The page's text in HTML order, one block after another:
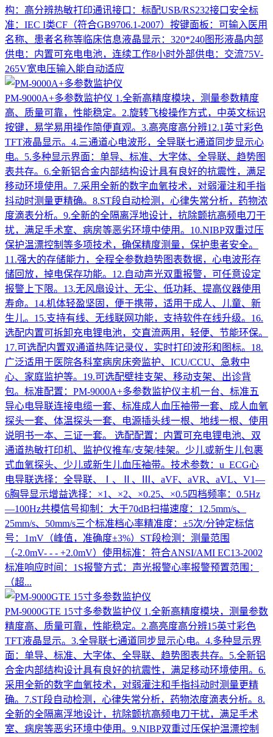
构：高分辨热敏打印通讯接口：标配USB/RS232接口安全标
准：IEC I类CF（符合GB9706.1-2007）按键面板：可输入医用
名称、患者名称等临床信息液晶显示：320*240图形液晶内部
供电：内置可充电电池，连续工作8小时外部供电：交流75V-
265V宽电压输入能自动适应
PM-9000A+多参数监护仪 1.全新高精度模块，测量参数精度
高、质量可靠，性能稳定。2.旋转飞梭操作方式，中英文标识
按键，易学易用操作简便直观。3.高亮度高分辨12.1英寸彩色
TFT液晶显示。4.三通道心电波形，全导联七通道同步显示心
电。5.多种显示界面：单导、标准、大字体、全导联、趋势图
表共存。6.全新铝合金内部结构设计具有良好的抗震性，满足
移动环境使用。7.采用全新的数字血氧技术，对弱灌注和手指
抖动时测量更精确。8.ST段自动检测，心律失常分析，药物浓
度滴表分析。9.全新的全隔离浮地设计，抗除颤抗高频电刀干
扰，满足手术室、病房等恶劣环境中使用。10.NIBP双重过压
保护温漂控制等多项技术，确保精度测量，保护患者安全。
11.强大的存储能力，全程全参数趋势图表数据，心电波形存
储回放，掉电保存功能。12.自动声光双重报警，可任意设定
报警上下限。13.无风扇设计、无尘、低功耗、提高仪器使用
寿命。14.机体轻盈坚固，便于携带，适用于成人、儿童、新
生儿。15.支持有线、无线联网功能，支持软件在线升级。16.
选配内置可拆卸充电锂电池，交直流两用，轻便、节能环保。
17.可选配内置双通道热阵记录仪，实时打印波形和图标。18.
广泛适用于医院各科室病房床旁监护、ICU/CCU、急救中
心、家庭监护等。19.可选配壁挂支架、移动支架、出诊背
包。标准配置：PM-9000A+多参数监护仪主机一台、标准五
导心电导联连接电缆一套、标准成人血压袖带一套、成人血氧
探头一套、体温探头一套、电源插头线一根、地线一根、使用
说明书一本、三证一套。 选配配置：内置可充电锂电池、双
通道热敏打印机、监护仪推车/支架/挂架。少儿或新生儿包裹
式血氧探头、少儿或新生儿血压袖带。技术参数：u ECG心
电导联选择：全导联、Ⅰ、Ⅱ、Ⅲ、aVF、aVR、aVL、V1—
6胸导显示增益选择：×1、×2、×0.25、×0.5四档频率：0.5Hz
—100Hz共模信号抑制：大于70dB扫描速度：12.5mm/s、
25mm/s、50mm/s三个标准档心率精准度：±5次/分钟定标信
号：1mV（峰值，准确度±3%）ST段检测：测量范围
（-2.0mV- - - +2.0mV）使用标准：符合ANSI/AMI EC13-2002
标准响应时间：1S报警方式：声光报警心率报警预置范围：
（超...
PM-9000GTE 15寸多参数监护仪 1.全新高精度模块，测量参数
精度高、质量可靠，性能稳定。2.高亮度高分辨15英寸彩色
TFT液晶显示。3.全导联七通道同步显示心电。4.多种显示界
面：单导、标准、大字体、全导联、趋势图表共存。5.全新铝
合金内部结构设计具有良好的抗震性，满足移动环境使用。6.
采用全新的数字血氧技术，对弱灌注和手指抖动时测量更精
确。7.ST段自动检测，心律失常分析，药物浓度滴表分析。8.
全新的全隔离浮地设计，抗除颤抗高频电刀干扰，满足手术
室、病房等恶劣环境中使用。9.NIBP双重过压保护温漂控制